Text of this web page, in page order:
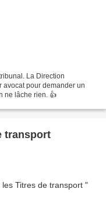
La Direction
avocat pour demander un
ne lâche rien. 👍
transport